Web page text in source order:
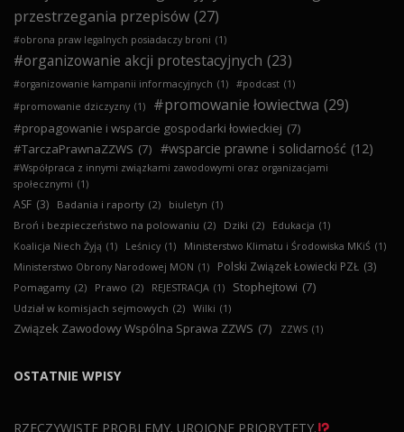
przestrzegania przepisów (27)
#obrona praw legalnych posiadaczy broni (1)
#organizowanie akcji protestacyjnych (23)
#organizowanie kampanii informacyjnych (1) #podcast (1)
#promowanie dziczyzny (1) #promowanie łowiectwa (29)
#propagowanie i wsparcie gospodarki łowieckiej (7)
#TarczaPrawnaZZWS (7) #wsparcie prawne i solidarność (12)
#Współpraca z innymi związkami zawodowymi oraz organizacjami
społecznymi (1)
ASF (3) Badania i raporty (2) biuletyn (1)
Broń i bezpieczeństwo na polowaniu (2) Dziki (2) Edukacja (1)
Koalicja Niech Żyją (1) Leśnicy (1) Ministerstwo Klimatu i Środowiska MKiŚ (1)
Ministerstwo Obrony Narodowej MON (1) Polski Związek Łowiecki PZŁ (3)
Pomagamy (2) Prawo (2) REJESTRACJA (1) Stophejtowi (7)
Udział w komisjach sejmowych (2) Wilki (1)
Związek Zawodowy Wspólna Sprawa ZZWS (7) ZZWS (1)
OSTATNIE WPISY
RZECZYWISTE PROBLEMY. UROJONE PRIORYTETY.